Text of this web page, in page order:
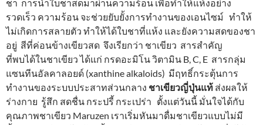
ชา การนำใบชาสดมาผ่านความร้อน เพื่อทำให้แห้งอย่าง
รวดเร็ว ความร้อน จะช่วยยับยั้งการทำงานของเอนไซม์ ทำให้
ไม่เกิดการสลายตัว ทำให้ได้ใบชาที่แห้ง และยังความสดของชา
อยู่ สีที่ค่อนข้างเขียวสด จึงเรียกว่า ชาเขียว สารสำคัญ
ที่พบได้ในชาเขียว ได้แก่ กรดอะมิโน วิตามิน B, C, E สารกลุ่ม
แซนทีนอัลคาลอยด์ (xanthine alkaloids) มีฤทธิ์กระตุ้นการ
ทำงานของระบบประสาทส่วนกลาง ชาเขียวญี่ปุ่นแท้ ส่งผลให้
ร่างกาย รู้สึก สดชื่น กระปรี้ กระเปร่า ตั้งแต่วันนี้ มั่นใจได้กับ
คุณภาพชาเขียว Maruzen เราเริ่มหันมาดื่มชาเขียวแบบไม่มี